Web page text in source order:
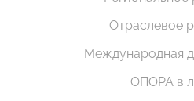
Отраслевое
Международная
ОПОРА в